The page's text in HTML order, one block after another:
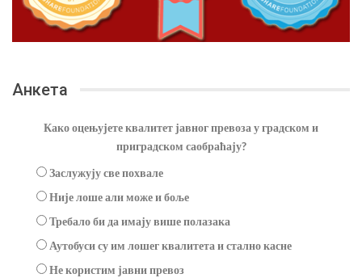
Анкета
Како оцењујете квалитет јавног превоза у градском и
приградском саобраћају?
Заслужују све похвале
Није лоше али може и боље
Требало би да имају више полазака
Аутобуси су им лошег квалитета и стално касне
Не користим јавни превоз